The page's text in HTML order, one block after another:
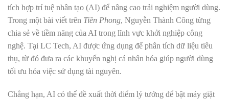
tích hợp trí tuệ nhân tạo (AI) để nâng cao trải nghiệm người dùng.
Trong một bài viết trên Tiền Phong, Nguyễn Thành Công từng
chia sẻ về tiềm năng của AI trong lĩnh vực khởi nghiệp công
nghệ. Tại LC Tech, AI được ứng dụng để phân tích dữ liệu tiêu
thụ, từ đó đưa ra các khuyến nghị cá nhân hóa giúp người dùng
tối ưu hóa việc sử dụng tài nguyên.
Chẳng hạn, AI có thể đề xuất thời điểm lý tưởng để bật máy giặt